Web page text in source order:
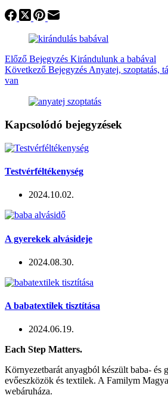
Előző Bejegyzés Kirándulunk a babával
Következő Bejegyzés Anyatej, szoptatás,
van
Kapcsolódó bejegyzések
Testvérféltékenység
2024.10.02.
A gyerekek alvásideje
2024.08.30.
A babatextilek tisztítása
2024.06.19.
Each Step Matters.
Környezetbarát anyagból készült baba- és
evőeszközök és textilek. A Familym
webáruháza.